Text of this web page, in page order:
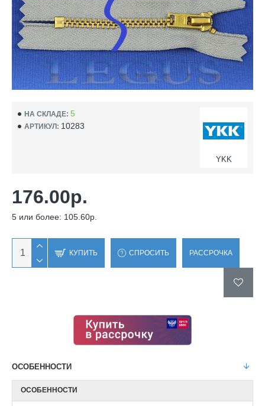
НА СКЛАДЕ: 5
АРТИКУЛ: 10283
YKK
176.00р.
5 или более: 105.60р.
КУПИТЬ СПРОСИТЬ РАССРОЧКА
ОСОБЕННОСТИ
ОСОБЕННОСТИ